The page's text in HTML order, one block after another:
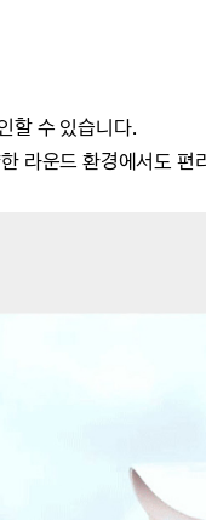
할 수 있습니다.
라운드 환경에서도 편